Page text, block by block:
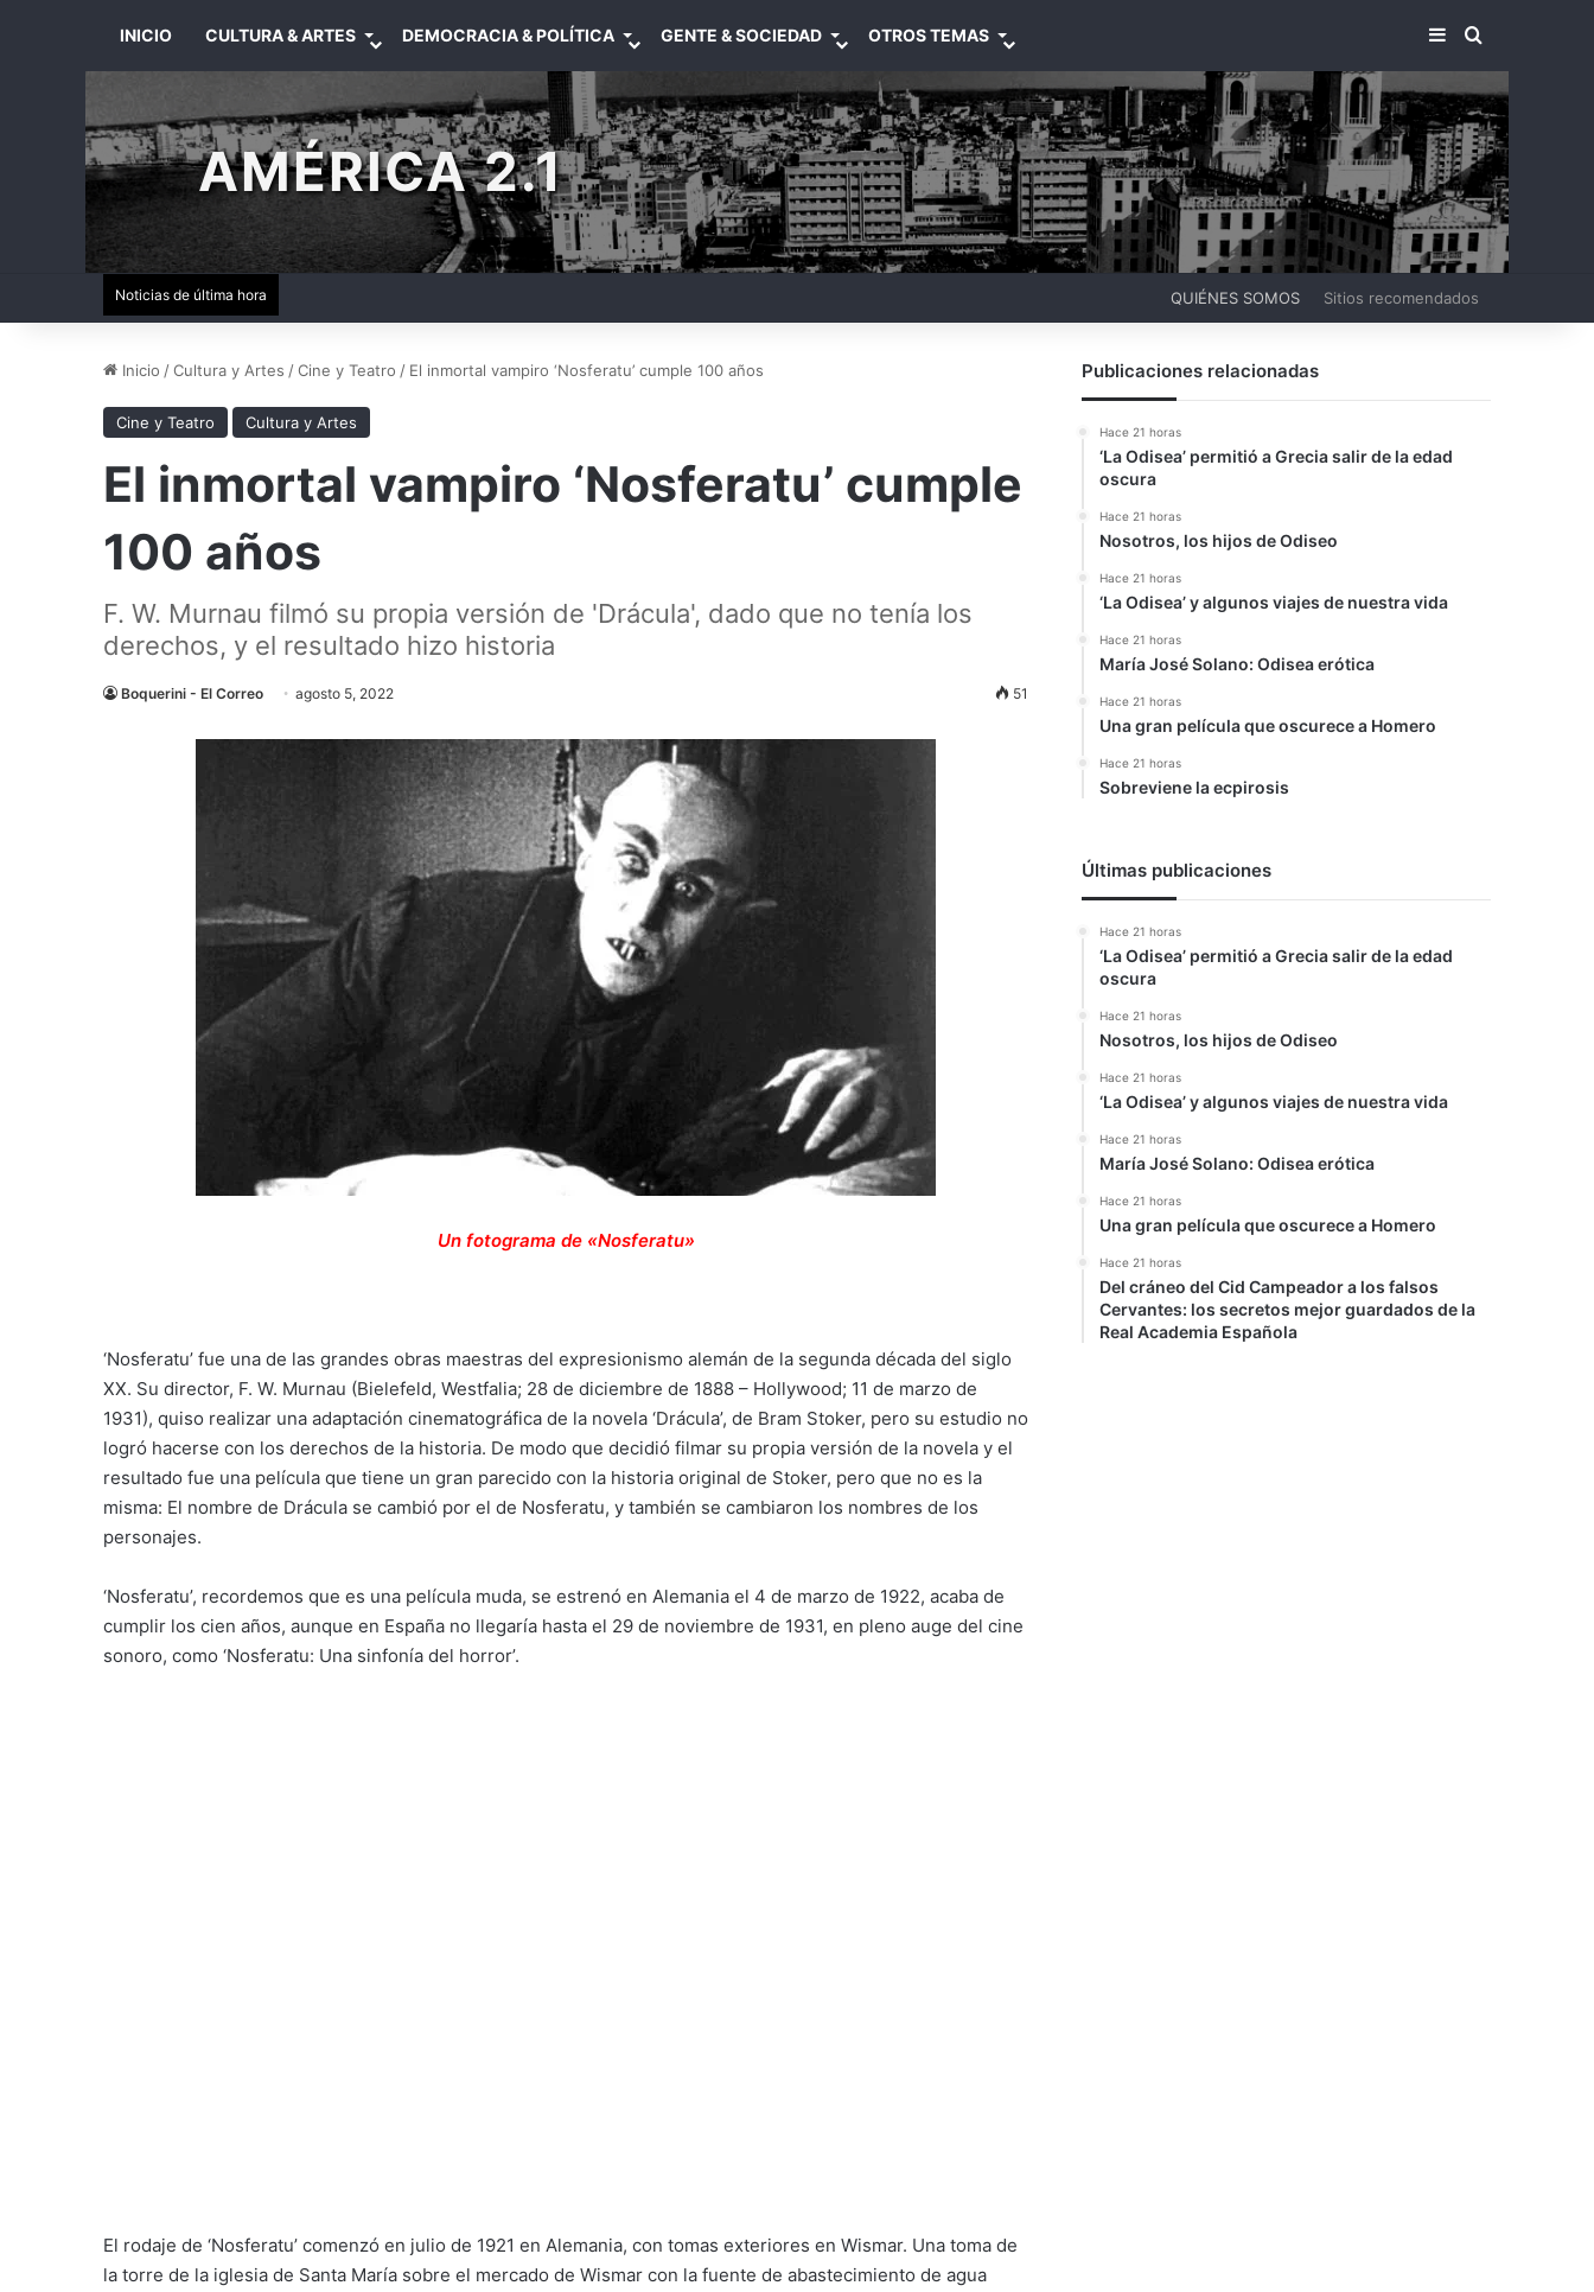
INICIO CULTURA & ARTES DEMOCRACIA & POLÍTICA GENTE & SOCIEDAD OTROS TEMAS BARRA LATERAL
BUSCAR
AMÉRICA 2.1
Noticias de última hora QUIÉNES SOMOS Sitios recomendados
Inicio /Cultura y Artes /Cine y Teatro / El inmortal vampiro ‘Nosferatu’ cumple 100 años
Cine y Teatro Cultura y Artes
El inmortal vampiro ‘Nosferatu’ cumple
100 años
F. W. Murnau filmó su propia versión de 'Drácula', dado que no tenía los
derechos, y el resultado hizo historia
Boquerini - El Correo agosto 5, 2022 51
Un fotograma de «Nosferatu»
‘Nosferatu’ fue una de las grandes obras maestras del expresionismo alemán de la segunda década del siglo
XX. Su director, F. W. Murnau (Bielefeld, Westfalia; 28 de diciembre de 1888 – Hollywood; 11 de marzo de
1931), quiso realizar una adaptación cinematográfica de la novela ‘Drácula’, de Bram Stoker, pero su estudio no
logró hacerse con los derechos de la historia. De modo que decidió filmar su propia versión de la novela y el
resultado fue una película que tiene un gran parecido con la historia original de Stoker, pero que no es la
misma: El nombre de Drácula se cambió por el de Nosferatu, y también se cambiaron los nombres de los
personajes.
‘Nosferatu’, recordemos que es una película muda, se estrenó en Alemania el 4 de marzo de 1922, acaba de
cumplir los cien años, aunque en España no llegaría hasta el 29 de noviembre de 1931, en pleno auge del cine
sonoro, como ‘Nosferatu: Una sinfonía del horror’.
El rodaje de ‘Nosferatu’ comenzó en julio de 1921 en Alemania, con tomas exteriores en Wismar. Una toma de
la torre de la iglesia de Santa María sobre el mercado de Wismar con la fuente de abastecimiento de agua
Publicaciones relacionadas
Hace 21 horas
‘La Odisea’ permitió a Grecia salir de la edad
oscura
Hace 21 horas
Nosotros, los hijos de Odiseo
Hace 21 horas
‘La Odisea’ y algunos viajes de nuestra vida
Hace 21 horas
María José Solano: Odisea erótica
Hace 21 horas
Una gran película que oscurece a Homero
Hace 21 horas
Sobreviene la ecpirosis
Últimas publicaciones
Hace 21 horas
‘La Odisea’ permitió a Grecia salir de la edad
oscura
Hace 21 horas
Nosotros, los hijos de Odiseo
Hace 21 horas
‘La Odisea’ y algunos viajes de nuestra vida
Hace 21 horas
María José Solano: Odisea erótica
Hace 21 horas
Una gran película que oscurece a Homero
Hace 21 horas
Del cráneo del Cid Campeador a los falsos
Cervantes: los secretos mejor guardados de la
Real Academia Española